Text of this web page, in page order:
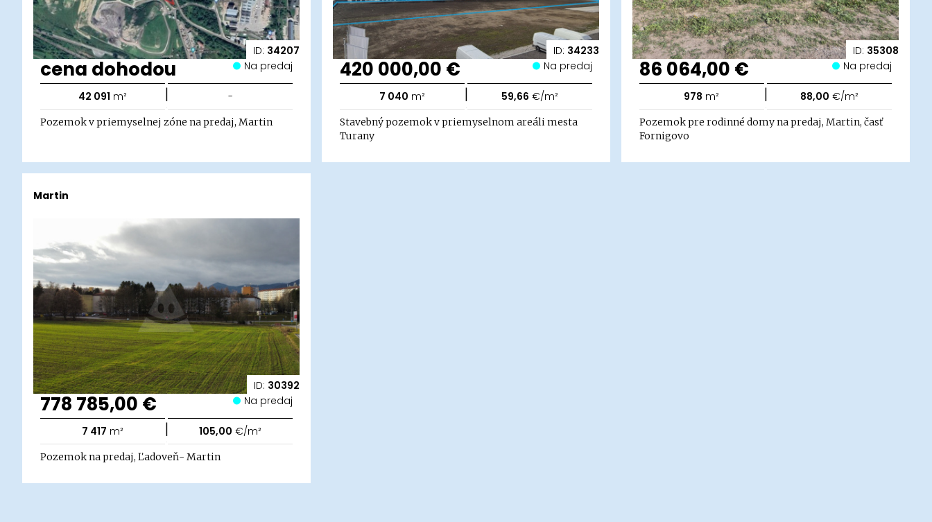
ID: 34207
cena dohodou Na predaj
42 091 m² | -
Pozemok v priemyselnej zóne na predaj, Martin
ID: 34233
420 000,00 € Na predaj
7 040 m² | 59,66 €/m²
Stavebný pozemok v priemyselnom areáli mesta
Turany
ID: 35308
86 064,00 € Na predaj
978 m² | 88,00 €/m²
Pozemok pre rodinné domy na predaj, Martin, časť
Fornigovo
ID: 30392
Martin
778 785,00 € Na predaj
7 417 m² | 105,00 €/m²
Pozemok na predaj, Ľadoveň- Martin